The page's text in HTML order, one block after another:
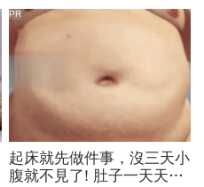
起床就先做件事，沒三天小
腹就不見了! 肚子一天天變
PR